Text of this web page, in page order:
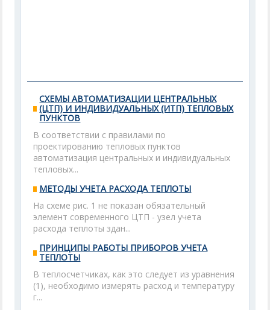
СХЕМЫ АВТОМАТИЗАЦИИ ЦЕНТРАЛЬНЫХ
(ЦТП) И ИНДИВИДУАЛЬНЫХ (ИТП) ТЕПЛОВЫХ
ПУНКТОВ
В соответствии с правилами по
проектированию тепловых пунктов
автоматизация центральных и индивидуальных
тепловых...
МЕТОДЫ УЧЕТА РАСХОДА ТЕПЛОТЫ
На схеме рис. 1 не показан обязательный
элемент современного ЦТП - узел учета
расхода теплоты здан...
ПРИНЦИПЫ РАБОТЫ ПРИБОРОВ УЧЕТА
ТЕПЛОТЫ
В теплосчетчиках, как это следует из уравнения
(1), необходимо измерять расход и температуру
г...